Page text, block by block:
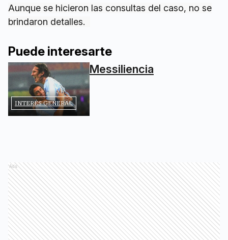
Aunque se hicieron las consultas del caso, no se
brindaron detalles.
Puede interesarte
INTERÉS GENERAL
Messiliencia
Ads